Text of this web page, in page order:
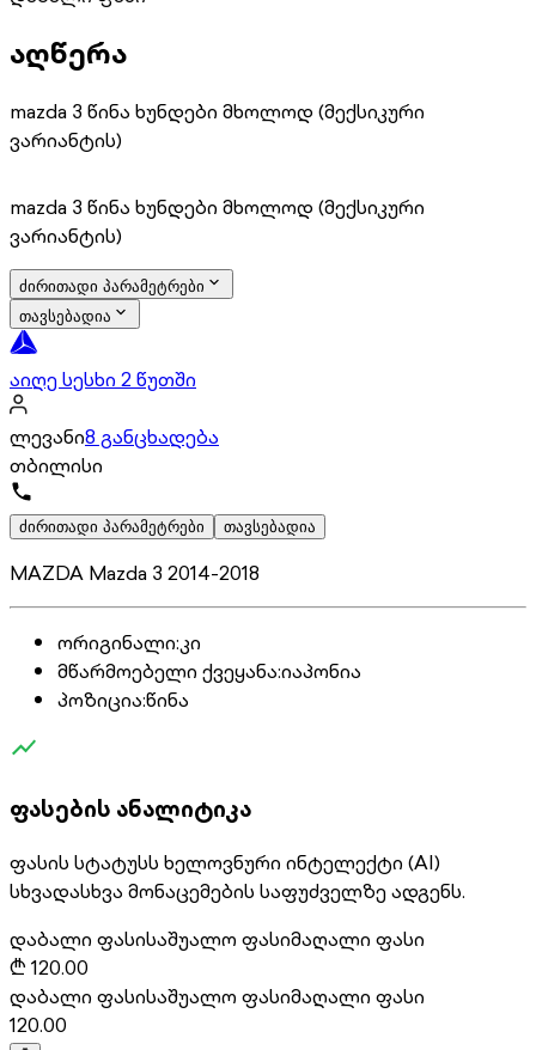
აღწერა
mazda 3 წინა ხუნდები მხოლოდ (მექსიკური
ვარიანტის)
mazda 3 წინა ხუნდები მხოლოდ (მექსიკური
ვარიანტის)
ძირითადი პარამეტრები
თავსებადია
აიღე სესხი 2 წუთში
ლევანი8 განცხადება
თბილისი
ძირითადი პარამეტრები თავსებადია
MAZDA Mazda 3 2014-2018
ორიგინალი:კი
მწარმოებელი ქვეყანა:იაპონია
პოზიცია:წინა
ფასების ანალიტიკა
ფასის სტატუსს ხელოვნური ინტელექტი (AI)
სხვადასხვა მონაცემების საფუძველზე ადგენს.
დაბალი ფასისაშუალო ფასიმაღალი ფასი
₾ 120.00
დაბალი ფასისაშუალო ფასიმაღალი ფასი
120.00